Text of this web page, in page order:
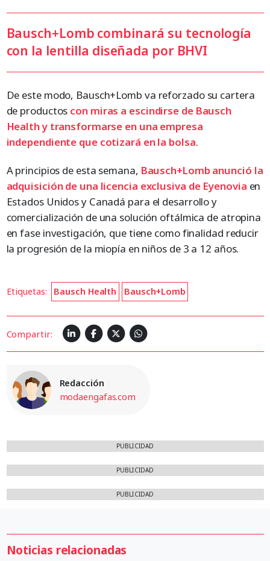
Bausch+Lomb combinará su tecnología
con la lentilla diseñada por BHVI
De este modo, Bausch+Lomb va reforzado su cartera
de productos con miras a escindirse de Bausch
Health y transformarse en una empresa
independiente que cotizará en la bolsa.
A principios de esta semana, Bausch+Lomb anunció la
adquisición de una licencia exclusiva de Eyenovia en
Estados Unidos y Canadá para el desarrollo y
comercialización de una solución oftálmica de atropina
en fase investigación, que tiene como finalidad reducir
la progresión de la miopía en niños de 3 a 12 años.
Etiquetas: Bausch Health Bausch+Lomb
Compartir:
Redacción
modaengafas.com
PUBLICIDAD
PUBLICIDAD
PUBLICIDAD
Noticias relacionadas